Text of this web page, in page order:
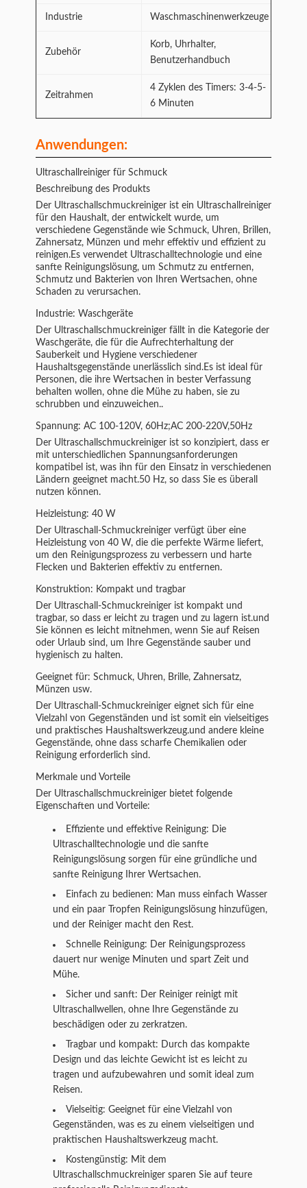
Industrie Waschmaschinenwerkzeuge
Zubehör
Korb, Uhrhalter,
Benutzerhandbuch
Zeitrahmen
4 Zyklen des Timers: 3-4-5-
6 Minuten
Anwendungen:
Ultraschallreiniger für Schmuck
Beschreibung des Produkts
Der Ultraschallschmuckreiniger ist ein Ultraschallreiniger
für den Haushalt, der entwickelt wurde, um
verschiedene Gegenstände wie Schmuck, Uhren, Brillen,
Zahnersatz, Münzen und mehr effektiv und effizient zu
reinigen.Es verwendet Ultraschalltechnologie und eine
sanfte Reinigungslösung, um Schmutz zu entfernen,
Schmutz und Bakterien von Ihren Wertsachen, ohne
Schaden zu verursachen.
Industrie: Waschgeräte
Der Ultraschallschmuckreiniger fällt in die Kategorie der
Waschgeräte, die für die Aufrechterhaltung der
Sauberkeit und Hygiene verschiedener
Haushaltsgegenstände unerlässlich sind.Es ist ideal für
Personen, die ihre Wertsachen in bester Verfassung
behalten wollen, ohne die Mühe zu haben, sie zu
schrubben und einzuweichen..
Spannung: AC 100-120V, 60Hz;AC 200-220V,50Hz
Der Ultraschallschmuckreiniger ist so konzipiert, dass er
mit unterschiedlichen Spannungsanforderungen
kompatibel ist, was ihn für den Einsatz in verschiedenen
Ländern geeignet macht.50 Hz, so dass Sie es überall
nutzen können.
Heizleistung: 40 W
Der Ultraschall-Schmuckreiniger verfügt über eine
Heizleistung von 40 W, die die perfekte Wärme liefert,
um den Reinigungsprozess zu verbessern und harte
Flecken und Bakterien effektiv zu entfernen.
Konstruktion: Kompakt und tragbar
Der Ultraschall-Schmuckreiniger ist kompakt und
tragbar, so dass er leicht zu tragen und zu lagern ist.und
Sie können es leicht mitnehmen, wenn Sie auf Reisen
oder Urlaub sind, um Ihre Gegenstände sauber und
hygienisch zu halten.
Geeignet für: Schmuck, Uhren, Brille, Zahnersatz,
Münzen usw.
Der Ultraschall-Schmuckreiniger eignet sich für eine
Vielzahl von Gegenständen und ist somit ein vielseitiges
und praktisches Haushaltswerkzeug.und andere kleine
Gegenstände, ohne dass scharfe Chemikalien oder
Reinigung erforderlich sind.
Merkmale und Vorteile
Der Ultraschallschmuckreiniger bietet folgende
Eigenschaften und Vorteile:
Effiziente und effektive Reinigung: Die
Ultraschalltechnologie und die sanfte
Reinigungslösung sorgen für eine gründliche und
sanfte Reinigung Ihrer Wertsachen.
Einfach zu bedienen: Man muss einfach Wasser
und ein paar Tropfen Reinigungslösung hinzufügen,
und der Reiniger macht den Rest.
Schnelle Reinigung: Der Reinigungsprozess
dauert nur wenige Minuten und spart Zeit und
Mühe.
Sicher und sanft: Der Reiniger reinigt mit
Ultraschallwellen, ohne Ihre Gegenstände zu
beschädigen oder zu zerkratzen.
Tragbar und kompakt: Durch das kompakte
Design und das leichte Gewicht ist es leicht zu
tragen und aufzubewahren und somit ideal zum
Reisen.
Vielseitig: Geeignet für eine Vielzahl von
Gegenständen, was es zu einem vielseitigen und
praktischen Haushaltswerkzeug macht.
Kostengünstig: Mit dem
Ultraschallschmuckreiniger sparen Sie auf teure